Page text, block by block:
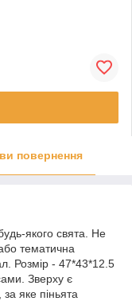
повернення
якого свята. Не
тематична
Розмір - 47*43*12.5
Зверху є
за яке піньята